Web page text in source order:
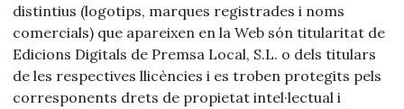
distintius (logotips, marques registrades i noms
comercials) que apareixen en la Web són titularitat de
Edicions Digitals de Premsa Local, S.L. o dels titulars
de les respectives llicències i es troben protegits pels
corresponents drets de propietat intel·lectual i